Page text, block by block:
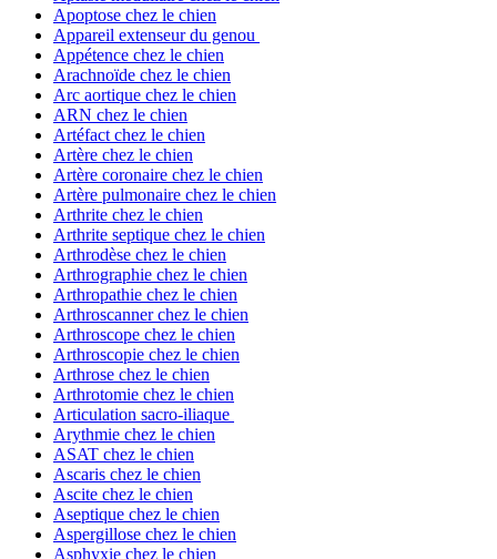
Apoptose chez le chien
Appareil extenseur du genou
Appétence chez le chien
Arachnoïde chez le chien
Arc aortique chez le chien
ARN chez le chien
Artéfact chez le chien
Artère chez le chien
Artère coronaire chez le chien
Artère pulmonaire chez le chien
Arthrite chez le chien
Arthrite septique chez le chien
Arthrodèse chez le chien
Arthrographie chez le chien
Arthropathie chez le chien
Arthroscanner chez le chien
Arthroscope chez le chien
Arthroscopie chez le chien
Arthrose chez le chien
Arthrotomie chez le chien
Articulation sacro-iliaque
Arythmie chez le chien
ASAT chez le chien
Ascaris chez le chien
Ascite chez le chien
Aseptique chez le chien
Aspergillose chez le chien
Asphyxie chez le chien